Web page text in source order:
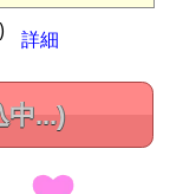
詳細
中...)